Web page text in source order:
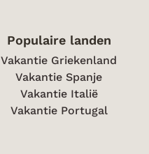
Populaire landen
Vakantie Griekenland
Vakantie Spanje
Vakantie Italië
Vakantie Portugal